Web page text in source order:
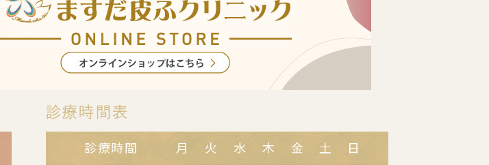
診療時間表
診療時間 月 火 水 木 金 土
日